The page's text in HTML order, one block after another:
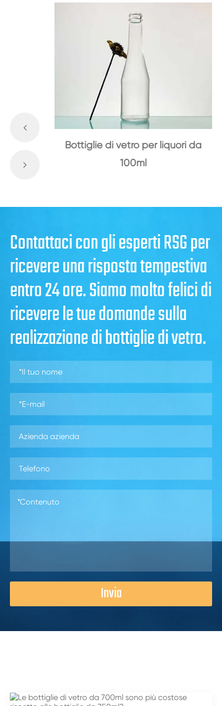
Bottiglie di vetro per liquori da
100ml
Contattaci con gli esperti RSG per
ricevere una risposta tempestiva
entro 24 ore. Siamo molto felici di
ricevere le tue domande sulla
realizzazione di bottiglie di vetro.
Invia